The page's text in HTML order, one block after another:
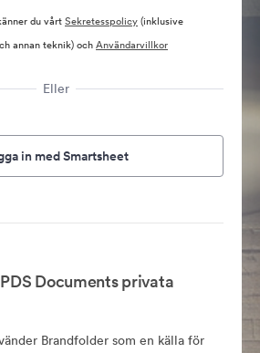
du vårtSekretesspolicy(inklusive
annan teknik) ochAnvändarvillkor
Eller
in med Smartsheet
Documents privata
Brandfolder som en källa för